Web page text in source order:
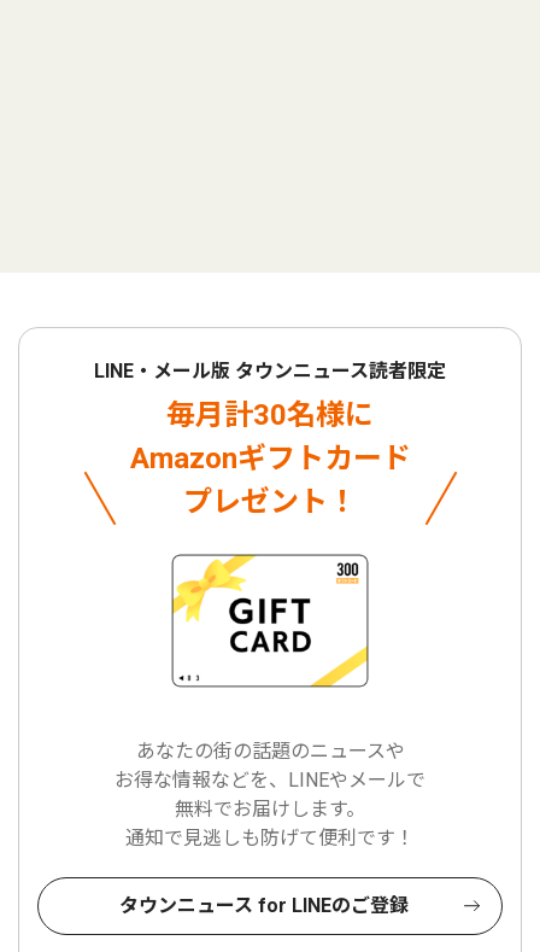
LINE・メール版 タウンニュース読者限定
毎月計30名様に
Amazonギフトカード
プレゼント！
あなたの街の話題のニュースや
お得な情報などを、LINEやメールで
無料でお届けします。
通知で見逃しも防げて便利です！
タウンニュース for LINEのご登録